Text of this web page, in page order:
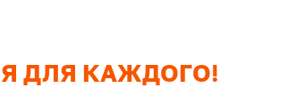
ДЛЯ КАЖДОГО!